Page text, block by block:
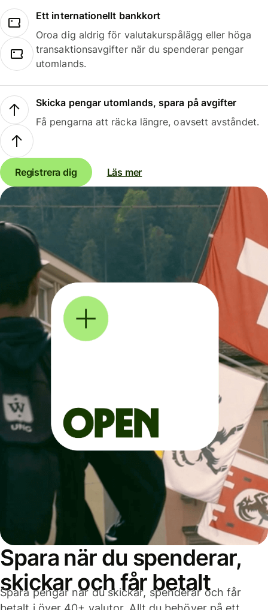
Ett internationellt bankkort
Oroa dig aldrig för valutakurspålägg eller höga
transaktionsavgifter när du spenderar pengar
utomlands.
Skicka pengar utomlands, spara på avgifter
Få pengarna att räcka längre, oavsett avståndet.
Registrera dig Läs mer
Spara när du spenderar,
skickar och får betalt
Spara pengar när du skickar, spenderar och får